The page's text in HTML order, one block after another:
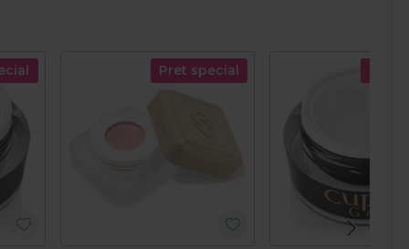
Pret special